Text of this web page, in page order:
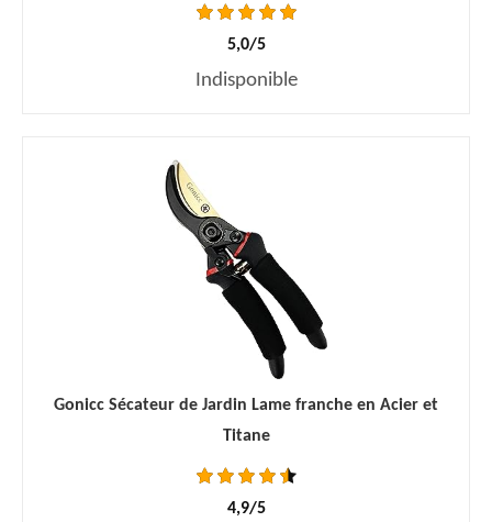
5,0/5
Indisponible
Gonicc Sécateur de Jardin Lame franche en Acier et
Titane
4,9/5